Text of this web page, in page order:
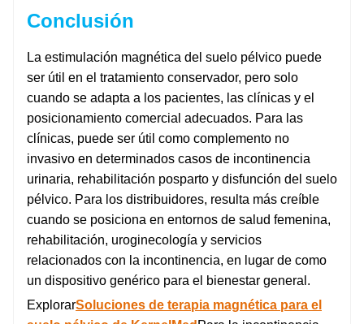
Conclusión
La estimulación magnética del suelo pélvico puede
ser útil en el tratamiento conservador, pero solo
cuando se adapta a los pacientes, las clínicas y el
posicionamiento comercial adecuados. Para las
clínicas, puede ser útil como complemento no
invasivo en determinados casos de incontinencia
urinaria, rehabilitación posparto y disfunción del suelo
pélvico. Para los distribuidores, resulta más creíble
cuando se posiciona en entornos de salud femenina,
rehabilitación, uroginecología y servicios
relacionados con la incontinencia, en lugar de como
un dispositivo genérico para el bienestar general.
ExplorarSoluciones de terapia magnética para el